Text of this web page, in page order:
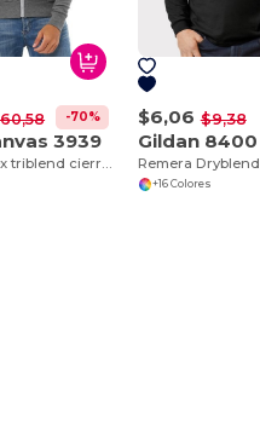
-70%
3939
$6,06 $9,38
Gildan 8400
+16 Colores